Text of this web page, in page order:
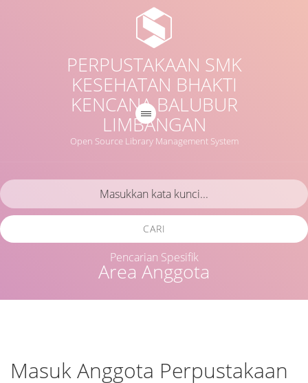
PERPUSTAKAAN SMK
KESEHATAN BHAKTI
KENCANA BALUBUR
LIMBANGAN
Open Source Library Management System
Area Anggota
CARI
Pencarian Spesifik
Masuk Anggota Perpustakaan